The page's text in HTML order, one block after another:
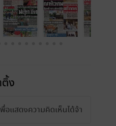
ติ้ง
พื่อแสดงความคิดเห็นได้จ้า